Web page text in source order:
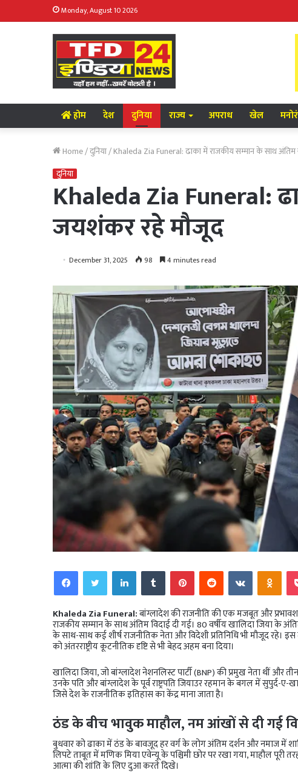
Monday, August 10 2026
होम देश दुनिया राज्य अपराध खेल
Home/दुनिया/Khaleda Zia Funeral: ढाका में राजकीय सम्मान के साथ
दुनिया
Khaleda Zia Funeral:
जयशंकर रहे मौजूद
December 31, 2025 98 4 minutes read
FacebookTwitterLinkedInTumblrPinterestRedditVKontakte
Khaleda Zia Funeral:बांग्लादेश की राजनीति की एक मजबूत और
राजकीय सम्मान के साथ अंतिम विदाई दी गई। 80 वर्षीय खालिदा जिया के
के साथ-साथ कई शीर्ष राजनीतिक नेता और विदेशी प्रतिनिधि भी मौजूद
को अंतरराष्ट्रीय कूटनीतिक दृष्टि से भी बेहद अहम बना दिया।
खालिदा जिया, जो बांग्लादेश नेशनलिस्ट पार्टी (BNP) की प्रमुख नेता थीं और
उनके पति और बांग्लादेश के पूर्व राष्ट्रपति जियाउर रहमान के बगल में सुपुर्द-
जिसे देश के राजनीतिक इतिहास का केंद्र माना जाता है।
ठंड के बीच भावुक माहौल, नम आंखों से दी गई
बुधवार को ढाका में ठंड के बावजूद हर वर्ग के लोग अंतिम दर्शन और नमाज में
लिपटे ताबूत में मणिक मिया एवेन्यू के पश्चिमी छोर पर रखा गया, माहौल
आत्मा की शांति के लिए दुआ करते दिखे।